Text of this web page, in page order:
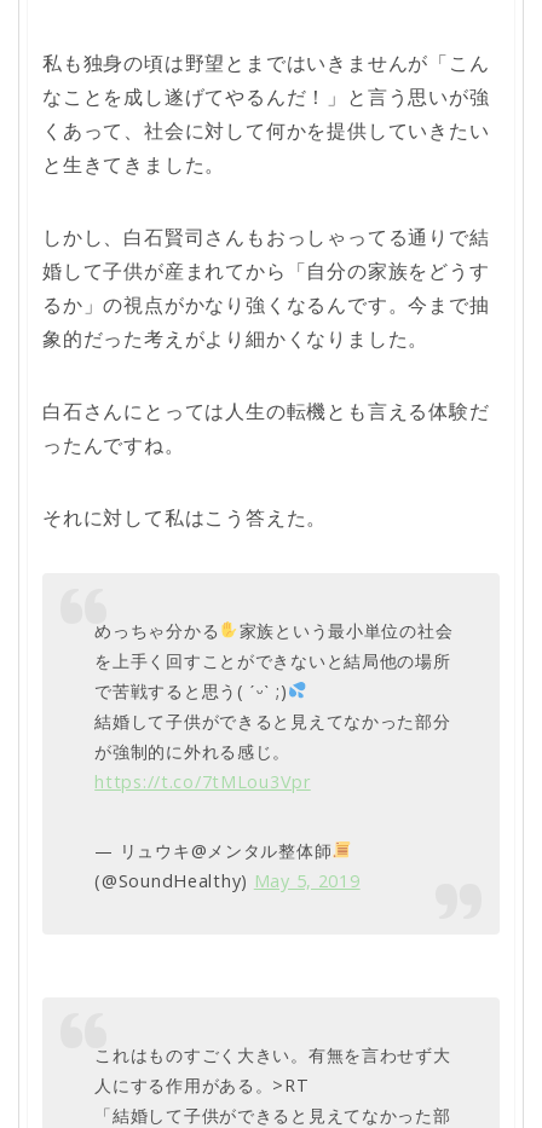
私も独身の頃は野望とまではいきませんが「こん
なことを成し遂げてやるんだ！」と言う思いが強
くあって、社会に対して何かを提供していきたい
と生きてきました。
しかし、白石賢司さんもおっしゃってる通りで結
婚して子供が産まれてから「自分の家族をどうす
るか」の視点がかなり強くなるんです。今まで抽
象的だった考えがより細かくなりました。
白石さんにとっては人生の転機とも言える体験だ
ったんですね。
それに対して私はこう答えた。
めっちゃ分かる
家族という最小単位の社会
を上手く回すことができないと結局他の場所
で苦戦すると思う( ˊᵕˋ ;)
結婚して子供ができると見えてなかった部分
が強制的に外れる感じ。
https://t.co/7tMLou3Vpr
— リュウキ@メンタル整体師
(@SoundHealthy) May 5, 2019
これはものすごく大きい。有無を言わせず大
人にする作用がある。>RT
「結婚して子供ができると見えてなかった部